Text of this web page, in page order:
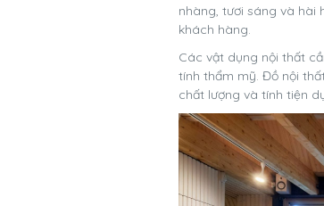
nhàng, tươi sáng và hài
khách hàng.
Các vật dụng nội thất
tính thẩm mỹ. Đồ nội
chất lượng và tính tiện